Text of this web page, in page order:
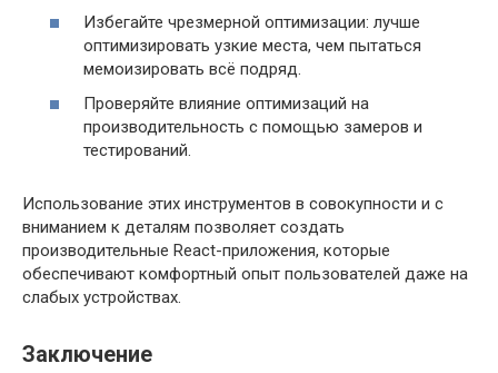
Избегайте чрезмерной оптимизации: лучше
оптимизировать узкие места, чем пытаться
мемоизировать всё подряд.
Проверяйте влияние оптимизаций на
производительность с помощью замеров и
тестирований.
Использование этих инструментов в совокупности и с
вниманием к деталям позволяет создать
производительные React-приложения, которые
обеспечивают комфортный опыт пользователей даже на
слабых устройствах.
Заключение